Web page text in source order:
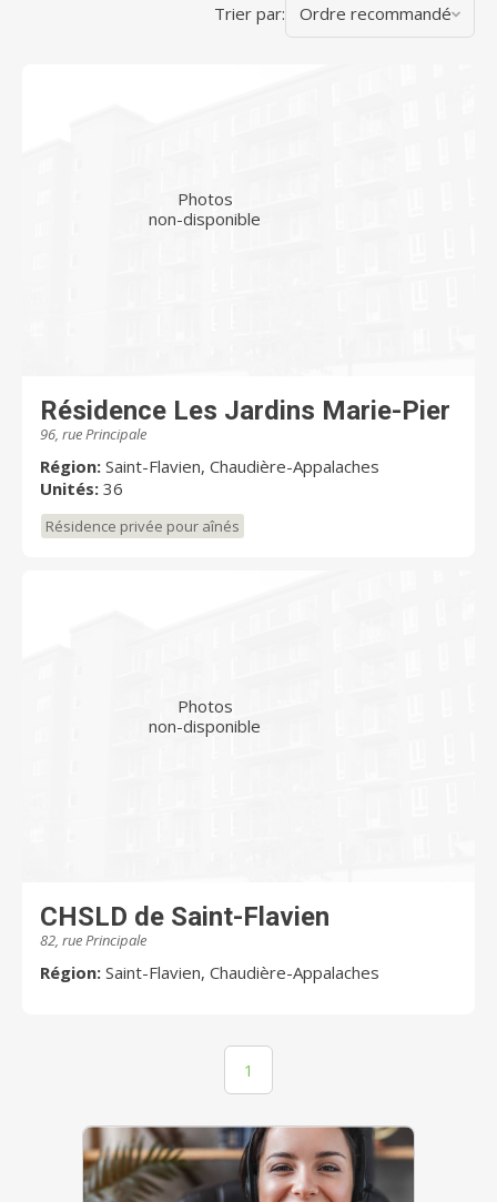
Trier par: Ordre recommandé
Photos
non-disponible
Résidence Les Jardins Marie-Pier
96, rue Principale
Région: Saint-Flavien, Chaudière-Appalaches
Unités: 36
Résidence privée pour aînés
Photos
non-disponible
CHSLD de Saint-Flavien
82, rue Principale
Région: Saint-Flavien, Chaudière-Appalaches
1